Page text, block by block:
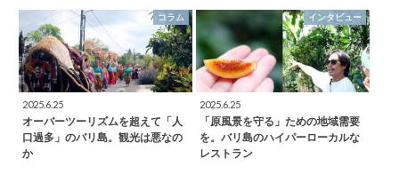
コラム
2025.6.25
オーバーツーリズムを超えて「人
口過多」のバリ島。観光は悪なの
か
インタビュー
2025.6.25
「原風景を守る」ための地域需要
を。バリ島のハイパーローカルな
レストラン